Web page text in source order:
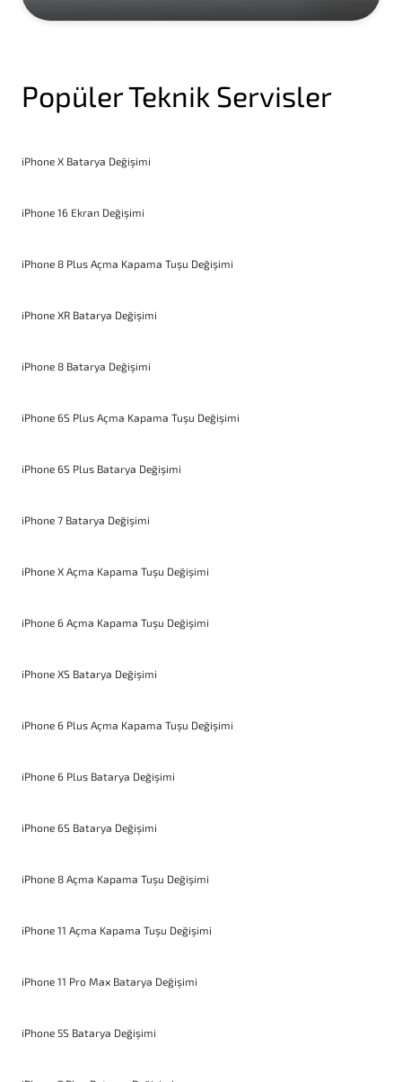
Popüler Teknik Servisler
iPhone X Batarya Değişimi
iPhone 16 Ekran Değişimi
iPhone 8 Plus Açma Kapama Tuşu Değişimi
iPhone XR Batarya Değişimi
iPhone 8 Batarya Değişimi
iPhone 6S Plus Açma Kapama Tuşu Değişimi
iPhone 6S Plus Batarya Değişimi
iPhone 7 Batarya Değişimi
iPhone X Açma Kapama Tuşu Değişimi
iPhone 6 Açma Kapama Tuşu Değişimi
iPhone XS Batarya Değişimi
iPhone 6 Plus Açma Kapama Tuşu Değişimi
iPhone 6 Plus Batarya Değişimi
iPhone 6S Batarya Değişimi
iPhone 8 Açma Kapama Tuşu Değişimi
iPhone 11 Açma Kapama Tuşu Değişimi
iPhone 11 Pro Max Batarya Değişimi
iPhone 5S Batarya Değişimi